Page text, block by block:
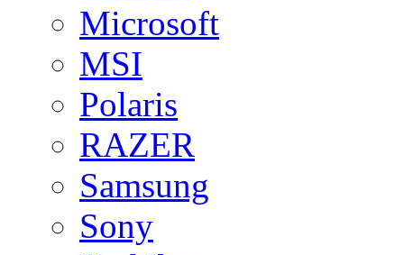
Microsoft
MSI
Polaris
RAZER
Samsung
Sony